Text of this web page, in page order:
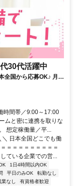
30代活躍中
全国から応募OK♪ 月稼
時間帯／9:00～17:00
ムと密に連携を取りな
想定稼働量／平...
日本全国どこでも働
＝＝＝＝＝＝＝＝＝
ている企業での営...
1日4時間以内OK
平日のみOK
転勤なし
業なし
有資格者歓迎